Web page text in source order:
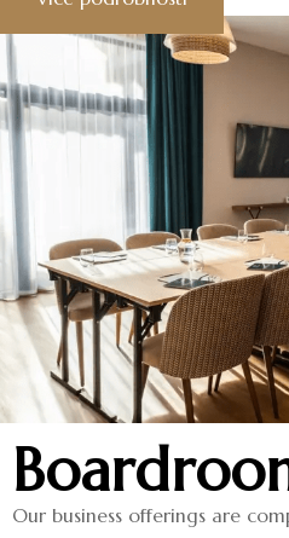
Our business offerings are